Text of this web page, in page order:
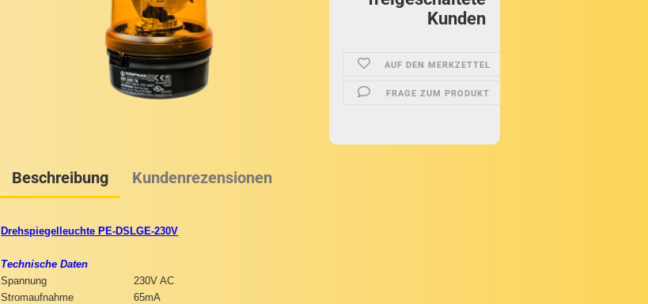
Kunden
AUF DEN MERKZETTEL
FRAGE ZUM PRODUKT
Beschreibung Kundenrezensionen
Drehspiegelleuchte PE-DSLGE-230V
Technische Daten
Spannung
230V AC
Stromaufnahme
65mA